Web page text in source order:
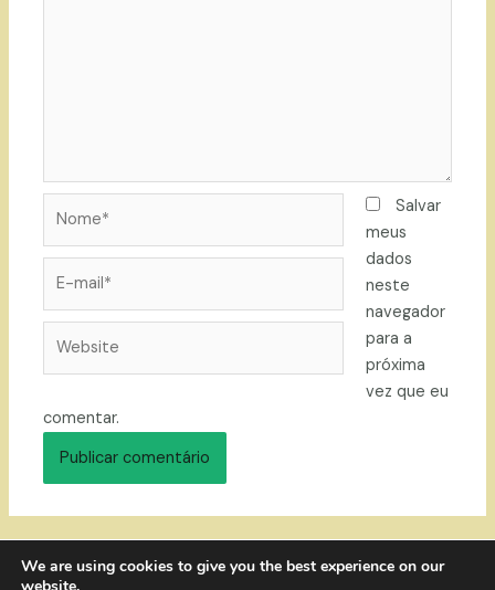
mail*
Salvar
meus
dados
neste
navegador
para a
próxima
vez que eu
comentar.
We are using cookies to give you the best experience on our